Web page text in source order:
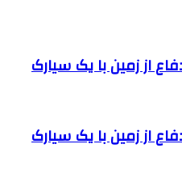
از زمین با یک سیارک
از زمین با یک سیارک